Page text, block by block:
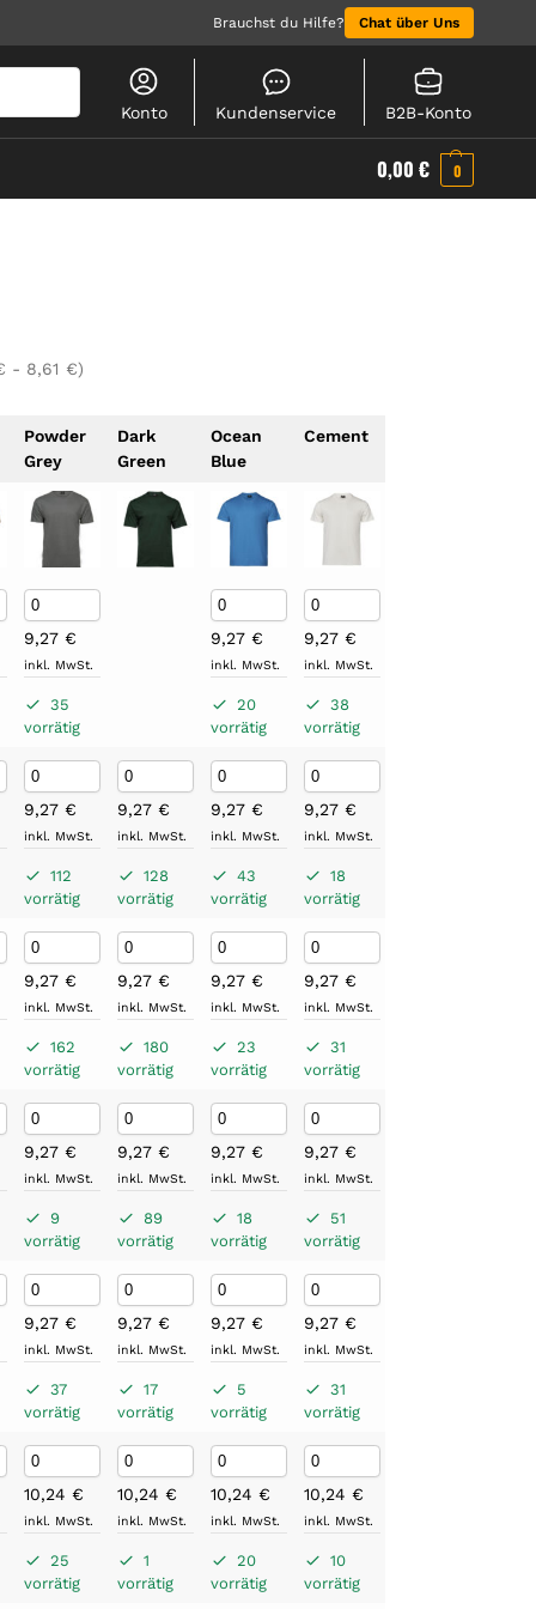
Brauchst du Hilfe? Chat über Uns
Konto Kundenservice B2B-Konto
0,00 € 0
- 8,61 €)
Powder
Grey
Dark
Green
Ocean
Blue
Cement
9,27€
inkl. MwSt.
35
vorrätig
9,27€
inkl. MwSt.
20
vorrätig
9,27€
inkl. MwSt.
38
vorrätig
9,27€
inkl. MwSt.
112
vorrätig
9,27€
inkl. MwSt.
128
vorrätig
9,27€
inkl. MwSt.
43
vorrätig
9,27€
inkl. MwSt.
18
vorrätig
9,27€
inkl. MwSt.
162
vorrätig
9,27€
inkl. MwSt.
180
vorrätig
9,27€
inkl. MwSt.
23
vorrätig
9,27€
inkl. MwSt.
31
vorrätig
9,27€
inkl. MwSt.
9
vorrätig
9,27€
inkl. MwSt.
89
vorrätig
9,27€
inkl. MwSt.
18
vorrätig
9,27€
inkl. MwSt.
51
vorrätig
9,27€
inkl. MwSt.
37
vorrätig
9,27€
inkl. MwSt.
17
vorrätig
9,27€
inkl. MwSt.
5
vorrätig
9,27€
inkl. MwSt.
31
vorrätig
10,24€
inkl. MwSt.
25
vorrätig
10,24€
inkl. MwSt.
1
vorrätig
10,24€
inkl. MwSt.
20
vorrätig
10,24€
inkl. MwSt.
10
vorrätig